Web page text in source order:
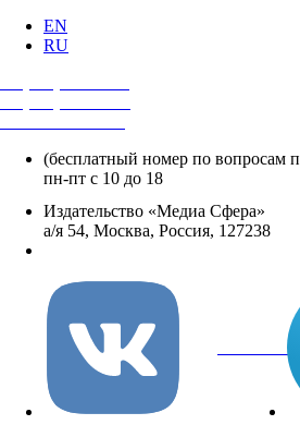
EN
RU
(бесплатный номер по вопросам
пн-пт с 10 до 18
Издательство «Медиа Сфера»
а/я 54, Москва, Россия, 127238
вКонтакте